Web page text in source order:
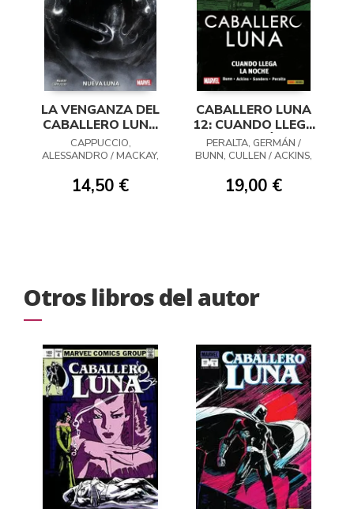
LA VENGANZA DEL
CABALLERO LUNA
01: NUEVA LUNA
CAPPUCCIO,
ALESSANDRO / MACKAY,
14,50 €
CABALLERO LUNA
12: CUANDO LLEGA
LA NOCHE (ÚLTIMO
NÚMERO)
PERALTA, GERMÁN /
BUNN, CULLEN / ACKINS,
19,00 €
Otros libros del autor